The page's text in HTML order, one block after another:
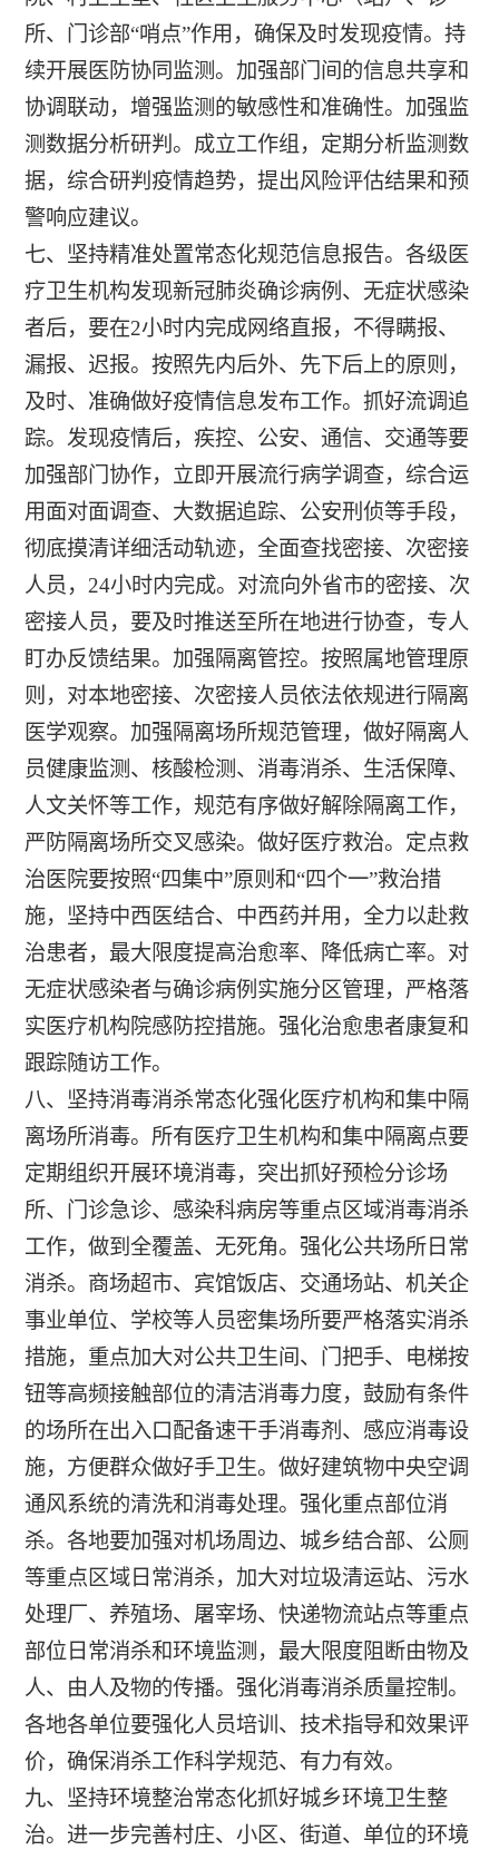
所、门诊部“哨点”作用，确保及时发现疫情。持
续开展医防协同监测。加强部门间的信息共享和
协调联动，增强监测的敏感性和准确性。加强监
测数据分析研判。成立工作组，定期分析监测数
据，综合研判疫情趋势，提出风险评估结果和预
警响应建议。
七、坚持精准处置常态化规范信息报告。各级医
疗卫生机构发现新冠肺炎确诊病例、无症状感染
者后，要在2小时内完成网络直报，不得瞒报、
漏报、迟报。按照先内后外、先下后上的原则，
及时、准确做好疫情信息发布工作。抓好流调追
踪。发现疫情后，疾控、公安、通信、交通等要
加强部门协作，立即开展流行病学调查，综合运
用面对面调查、大数据追踪、公安刑侦等手段，
彻底摸清详细活动轨迹，全面查找密接、次密接
人员，24小时内完成。对流向外省市的密接、次
密接人员，要及时推送至所在地进行协查，专人
盯办反馈结果。加强隔离管控。按照属地管理原
则，对本地密接、次密接人员依法依规进行隔离
医学观察。加强隔离场所规范管理，做好隔离人
员健康监测、核酸检测、消毒消杀、生活保障、
人文关怀等工作，规范有序做好解除隔离工作，
严防隔离场所交叉感染。做好医疗救治。定点救
治医院要按照“四集中”原则和“四个一”救治措
施，坚持中西医结合、中西药并用，全力以赴救
治患者，最大限度提高治愈率、降低病亡率。对
无症状感染者与确诊病例实施分区管理，严格落
实医疗机构院感防控措施。强化治愈患者康复和
跟踪随访工作。
八、坚持消毒消杀常态化强化医疗机构和集中隔
离场所消毒。所有医疗卫生机构和集中隔离点要
定期组织开展环境消毒，突出抓好预检分诊场
所、门诊急诊、感染科病房等重点区域消毒消杀
工作，做到全覆盖、无死角。强化公共场所日常
消杀。商场超市、宾馆饭店、交通场站、机关企
事业单位、学校等人员密集场所要严格落实消杀
措施，重点加大对公共卫生间、门把手、电梯按
钮等高频接触部位的清洁消毒力度，鼓励有条件
的场所在出入口配备速干手消毒剂、感应消毒设
施，方便群众做好手卫生。做好建筑物中央空调
通风系统的清洗和消毒处理。强化重点部位消
杀。各地要加强对机场周边、城乡结合部、公厕
等重点区域日常消杀，加大对垃圾清运站、污水
处理厂、养殖场、屠宰场、快递物流站点等重点
部位日常消杀和环境监测，最大限度阻断由物及
人、由人及物的传播。强化消毒消杀质量控制。
各地各单位要强化人员培训、技术指导和效果评
价，确保消杀工作科学规范、有力有效。
九、坚持环境整治常态化抓好城乡环境卫生整
治。进一步完善村庄、小区、街道、单位的环境